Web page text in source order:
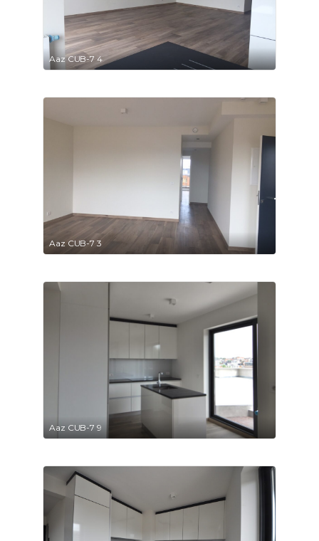
Aaz CUB-7 4
Aaz CUB-7 3
Aaz CUB-7 9